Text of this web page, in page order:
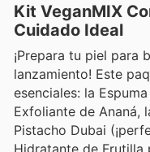
Kit VeganMIX
Cuidado Ideal
¡Prepara tu piel para
lanzamiento! Este
esenciales: la
Exfoliante de Ananá,
Pistacho Dubai
Hidratante de Frutilla